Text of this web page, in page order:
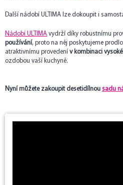
Další nádobí ULTIMA lze dokoupit i
Nádobí ULTIMA vydrží díky robustnímu
používání, proto na něj poskytujeme
atraktivnímu provedení v kombinaci
ozdobou vaší kuchyně.
Nyní můžete zakoupit desetidílnou sadu